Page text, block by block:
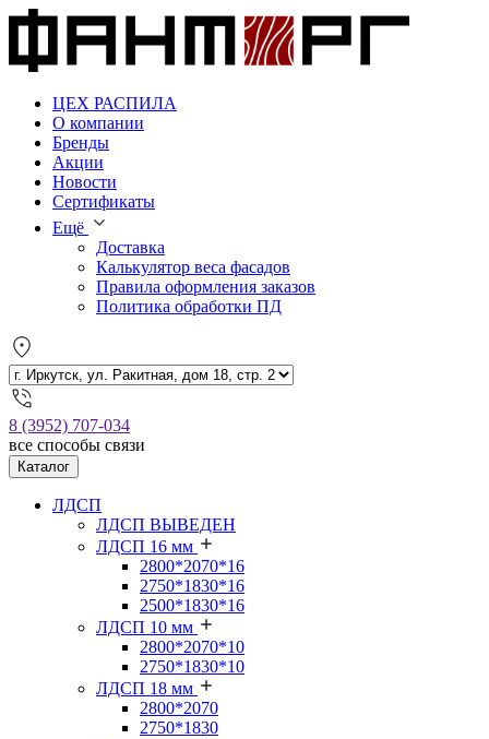
ЦЕХ РАСПИЛА
О компании
Бренды
Акции
Новости
Сертификаты
Ещё
Доставка
Калькулятор веса фасадов
Правила оформления заказов
Политика обработки ПД
8 (3952) 707-034
все способы связи
Каталог
ЛДСП
ЛДСП ВЫВЕДЕН
ЛДСП 16 мм
2800*2070*16
2750*1830*16
2500*1830*16
ЛДСП 10 мм
2800*2070*10
2750*1830*10
ЛДСП 18 мм
2800*2070
2750*1830